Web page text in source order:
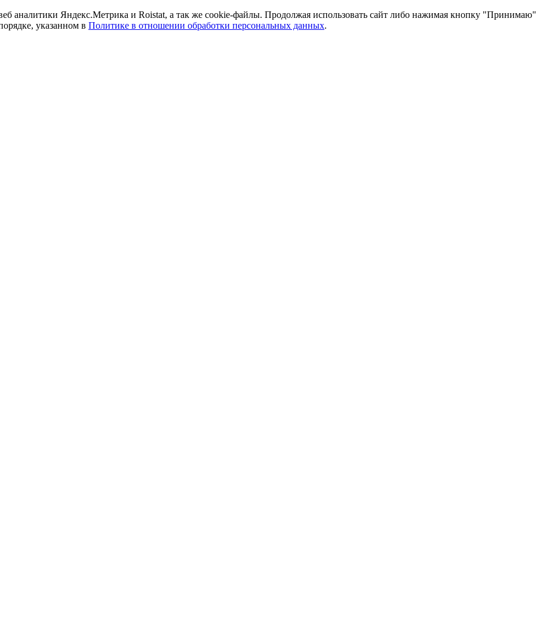
аналитики Яндекс.Метрика и Roistat, а так же cookie-файлы. Продолжая использовать сайт либо нажимая кнопку "Принимаю"
указанном в Политике в отношении обработки персональных данных.